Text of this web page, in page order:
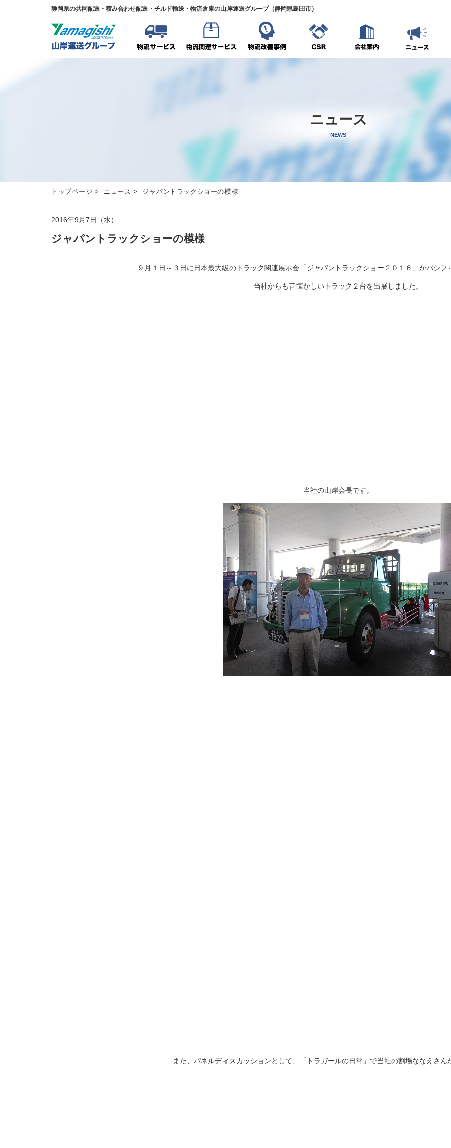
静岡県の共同配送・積み合わせ配送・チルド輸送・物流倉庫の山岸運送グループ（静岡県島田市）
ニュース
NEWS
トップページ > ニュース > ジャパントラックショーの模様
2016年9月7日（水）
ジャパントラックショーの模様
９月１日～３日に日本最大級のトラック関連展示会「ジャパントラックショー２０１６」がパシフ
当社からも昔懐かしいトラック２台を出展しました。
当社の山岸会長です。
また、パネルディスカッションとして、「トラガールの日常」で当社の割場ななえさん